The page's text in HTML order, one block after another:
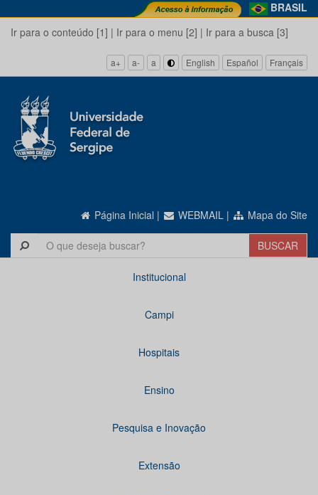
BRASIL
Ir para o conteúdo [1] | Ir para o menu [2] | Ir para a busca [3]
a+ a- a English Español Français
Página Inicial | WEBMAIL | Mapa do Site
Institucional
Campi
Hospitais
Ensino
Pesquisa e Inovação
Extensão